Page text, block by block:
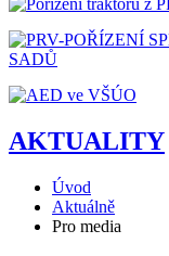
AKTUALITY
Úvod
Aktuálně
Pro media